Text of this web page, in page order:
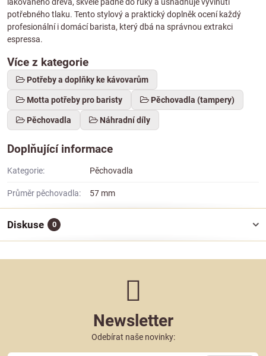
potřebného tlaku. Tento stylový a praktický doplněk ocení každý
profesionální i domácí barista, který dbá na správnou extrakci
espressa.
Více z kategorie
Potřeby a doplňky ke kávovarům
Motta potřeby pro baristy Pěchovadla (tampery)
Pěchovadla Náhradní díly
Doplňující informace
Kategorie: Pěchovadla
Průměr pěchovadla: 57 mm
Diskuse 0
Newsletter
Odebírat naše novinky: